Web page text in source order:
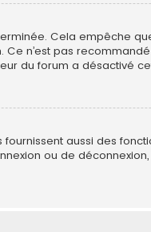
Cela empêche que
n’est pas
du forum a désactivé
aussi des
ou de